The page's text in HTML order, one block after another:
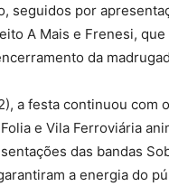
seguidos por
A Mais e Frenesi,
da
a festa continuou com
e Vila Ferroviária
das bandas
a energia do